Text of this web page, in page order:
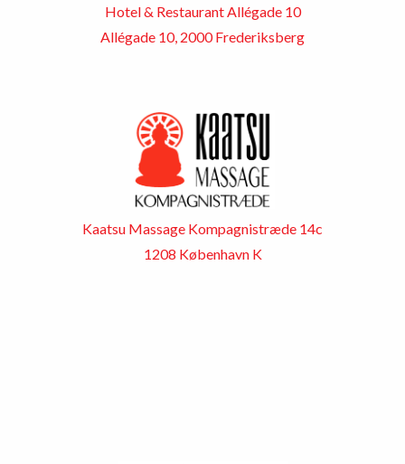
Hotel & Restaurant Allégade 10
Allégade 10, 2000 Frederiksberg
Kaatsu Massage Kompagnistræde 14c
1208 København K